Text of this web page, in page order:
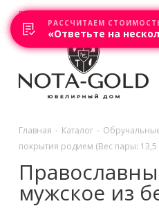
Главная Акции Каталоги
Главная - Каталог -
покрытия родием (Вес пары: 13,5
мужское из
РАССЧИТАЕМ
«Ответьте на